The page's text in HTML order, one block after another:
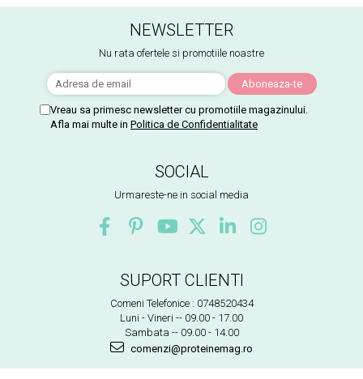
NEWSLETTER
Nu rata ofertele si promotiile noastre
Vreau sa primesc newsletter cu promotiile magazinului.
Afla mai multe in Politica de Confidentialitate
SOCIAL
Urmareste-ne in social media
SUPORT CLIENTI
Comeni Telefonice : 0748520434
Luni - Vineri -- 09.00 - 17.00
Sambata -- 09.00 - 14.00
comenzi@proteinemag.ro